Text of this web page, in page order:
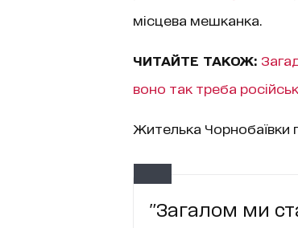
місцева мешканка.
ЧИТАЙТЕ ТАКОЖ:
воно так треба
Жителька Чорнобаївки
"Загалом ми